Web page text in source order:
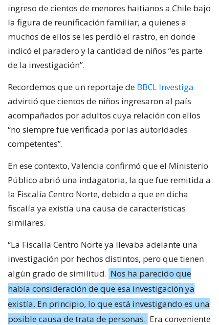
ingreso de cientos de menores haitianos a Chile bajo
la figura de reunificación familiar, a quienes a
muchos de ellos se les perdió el rastro, en donde
indicó el paradero y la cantidad de niños “es parte
de la investigación”.
Recordemos que un reportaje de BBCL Investiga
advirtió que cientos de niños ingresaron al país
acompañados por adultos cuya relación con ellos
“no siempre fue verificada por las autoridades
competentes”.
En ese contexto, Valencia confirmó que el Ministerio
Público abrió una indagatoria, la que fue remitida a
la Fiscalía Centro Norte, debido a que en dicha
fiscalía ya existía una causa de características
similares.
“La Fiscalía Centro Norte ya llevaba adelante una
investigación por hechos distintos, pero que tienen
algún grado de similitud. Nos ha parecido que
había consideración de que esa investigación ya
existía. En principio, lo que está investigando es una
posible causa de trata de personas. Era conveniente